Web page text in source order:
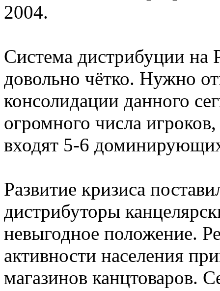
2004.
Система дистрибуции на
довольно чётко. Нужно
консолидации данного
огромного числа
входят 5-6
Развитие кризиса
дистрибуторы
невыгодное положение.
активности населения
магазинов канцтоваров.